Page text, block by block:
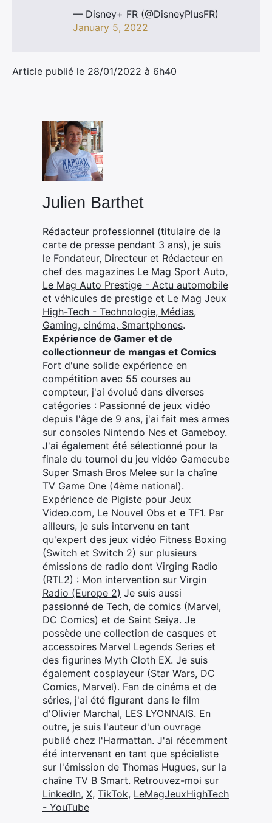
— Disney+ FR (@DisneyPlusFR)
January 5, 2022
Article publié le 28/01/2022 à 6h40
Julien Barthet
Rédacteur professionnel (titulaire de la
carte de presse pendant 3 ans), je suis
le Fondateur, Directeur et Rédacteur en
chef des magazines Le Mag Sport Auto,
Le Mag Auto Prestige - Actu automobile
et véhicules de prestige et Le Mag Jeux
High-Tech - Technologie, Médias,
Gaming, cinéma, Smartphones.
Expérience de Gamer et de
collectionneur de mangas et Comics
Fort d'une solide expérience en
compétition avec 55 courses au
compteur, j'ai évolué dans diverses
catégories : Passionné de jeux vidéo
depuis l'âge de 9 ans, j'ai fait mes armes
sur consoles Nintendo Nes et Gameboy.
J'ai également été sélectionné pour la
finale du tournoi du jeu vidéo Gamecube
Super Smash Bros Melee sur la chaîne
TV Game One (4ème national).
Expérience de Pigiste pour Jeux
Video.com, Le Nouvel Obs et e TF1. Par
ailleurs, je suis intervenu en tant
qu'expert des jeux vidéo Fitness Boxing
(Switch et Switch 2) sur plusieurs
émissions de radio dont Virging Radio
(RTL2) : Mon intervention sur Virgin
Radio (Europe 2) Je suis aussi
passionné de Tech, de comics (Marvel,
DC Comics) et de Saint Seiya. Je
possède une collection de casques et
accessoires Marvel Legends Series et
des figurines Myth Cloth EX. Je suis
également cosplayeur (Star Wars, DC
Comics, Marvel). Fan de cinéma et de
séries, j'ai été figurant dans le film
d'Olivier Marchal, LES LYONNAIS. En
outre, je suis l'auteur d'un ouvrage
publié chez l'Harmattan. J'ai récemment
été intervenant en tant que spécialiste
sur l'émission de Thomas Hugues, sur la
chaîne TV B Smart. Retrouvez-moi sur
LinkedIn, X, TikTok, LeMagJeuxHighTech
- YouTube
: